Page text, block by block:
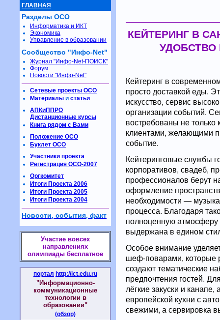
КЕЙТЕРИНГ В
Кейтеринг в
просто доставкой еды.
искусство, сервис
организации событий.
востребованы не
клиентами, желающими
событие.
Кейтеринговые службы
корпоративов, свадеб,
профессионалов берут
оформление
необходимости —
процесса. Благодаря
полноценную атмосферу
выдержана в едином
Особое внимание
шеф-поварами, которые
создают тематические
предпочтения гостей.
лёгкие закуски и
европейской кухни с
свежими, а сервировка
ГЛАВНАЯ
Разделы ОСО
Информатика и ИКТ
Экономика
Управление в образовании
Сообщество "Инфо-Net"
Журнал "Инфо-Net-ПОИСК"
Форум
Новости "Инфо-Net"
Сетевые проекты ОСО
Материалы и статьи
АПКиППРО
Дистанционные курсы
Книга рядом с Вами
Положение ОСО
Буклет ОСО
Участники проекта
Регистрация ОСО-2007
Оргкомитет
Итоги Проекта 2006
Итоги Проекта 2005
Итоги Проекта 2004
Новости, события, факт
Участие вовсех
направлениях
олимпиады бесплатное
портал http://ict.edu.ru
"Информационно-
коммуникационные
технологии в
образовании"
(обзор)